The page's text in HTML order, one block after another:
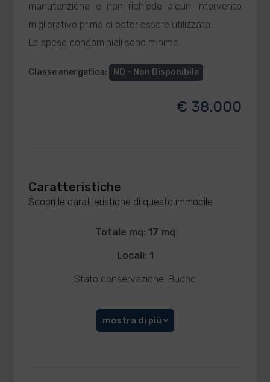
manutenzione e non richiede alcun intervento
migliorativo prima di poter essere utilizzato.
Le spese condominiali sono minime.
Classe energetica: ND - Non Disponibile
€ 38.000
Caratteristiche
Scopri le caratteristiche di questo immobile
Totale mq: 17 mq
Locali: 1
Stato conservazione: Buono
mostra di più